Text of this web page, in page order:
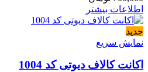
اطلاعات بیشتر
جدید
نمایش سریع
اکانت کالاف دیوتی کد 1004